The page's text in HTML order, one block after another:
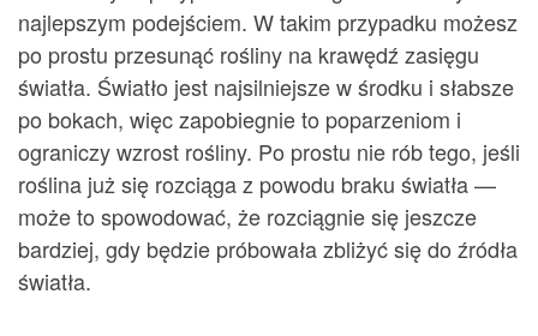
najlepszym podejściem. W takim przypadku możesz
po prostu przesunąć rośliny na krawędź zasięgu
światła. Światło jest najsilniejsze w środku i słabsze
po bokach, więc zapobiegnie to poparzeniom i
ograniczy wzrost rośliny. Po prostu nie rób tego, jeśli
roślina już się rozciąga z powodu braku światła —
może to spowodować, że rozciągnie się jeszcze
bardziej, gdy będzie próbowała zbliżyć się do źródła
światła.